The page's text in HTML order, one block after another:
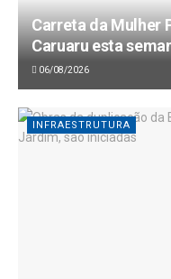
Carreta da Mulher
Caruaru esta
06/08/2026
INFRAESTRUTURA